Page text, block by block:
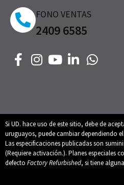
FONO VENTAS
2409 6585
Si UD. hace uso de este sitio, debe de
uruguayos, puede cambiar dependiendo
Las especificaciones publicadas son
(Requiere activación.). Planes especiales
defecto Factory Refurbished, si tiene